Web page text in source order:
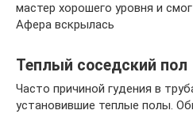
мастер хорошего уровня и
Афера вскрылась
Теплый соседский пол
Часто причиной гудения в
установившие теплые полы.